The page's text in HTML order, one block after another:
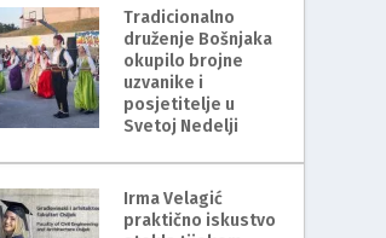
Tradicionalno
druženje Bošnjaka
okupilo brojne
uzvanike i
posjetitelje u
Svetoj Nedelji
Irma Velagić
praktično iskustvo